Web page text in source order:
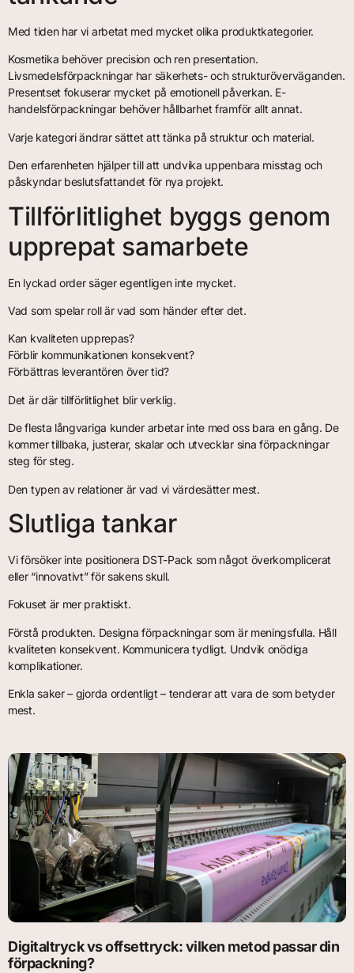
Med tiden har vi arbetat med mycket olika produktkategorier.
Kosmetika behöver precision och ren presentation.
Livsmedelsförpackningar har säkerhets- och strukturöverväganden.
Presentset fokuserar mycket på emotionell påverkan. E-
handelsförpackningar behöver hållbarhet framför allt annat.
Varje kategori ändrar sättet att tänka på struktur och material.
Den erfarenheten hjälper till att undvika uppenbara misstag och
påskyndar beslutsfattandet för nya projekt.
Tillförlitlighet byggs genom
upprepat samarbete
En lyckad order säger egentligen inte mycket.
Vad som spelar roll är vad som händer efter det.
Kan kvaliteten upprepas?
Förblir kommunikationen konsekvent?
Förbättras leverantören över tid?
Det är där tillförlitlighet blir verklig.
De flesta långvariga kunder arbetar inte med oss bara en gång. De
kommer tillbaka, justerar, skalar och utvecklar sina förpackningar
steg för steg.
Den typen av relationer är vad vi värdesätter mest.
Slutliga tankar
Vi försöker inte positionera DST-Pack som något överkomplicerat
eller “innovativt” för sakens skull.
Fokuset är mer praktiskt.
Förstå produkten. Designa förpackningar som är meningsfulla. Håll
kvaliteten konsekvent. Kommunicera tydligt. Undvik onödiga
komplikationer.
Enkla saker – gjorda ordentligt – tenderar att vara de som betyder
mest.
Digitaltryck vs offsettryck: vilken metod passar din
förpackning?